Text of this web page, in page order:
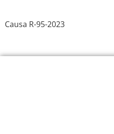
Causa R-95-2023